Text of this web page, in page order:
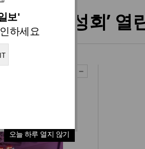
보'
하세요
오늘 하루 열지 않기
기도대성회’ 열